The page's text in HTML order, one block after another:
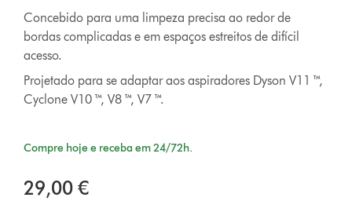
Concebido para uma limpeza precisa ao redor de
bordas complicadas e em espaços estreitos de difícil
acesso.
Projetado para se adaptar aos aspiradores Dyson V11 ™,
Cyclone V10 ™, V8 ™, V7 ™.
Compre hoje e receba em 24/72h.
29,00 €